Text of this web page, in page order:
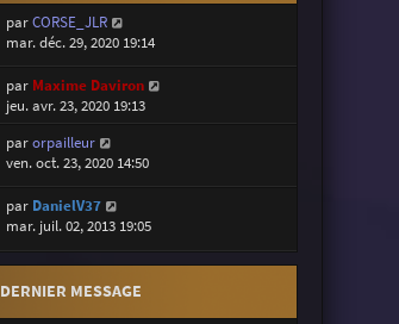
parCORSE_JLR
mar. déc. 29, 2020 19:14
par Maxime Daviron
jeu. avr. 23, 2020 19:13
parorpailleur
ven. oct. 23, 2020 14:50
par DanielV37
mar. juil. 02, 2013 19:05
DERNIER MESSAGE